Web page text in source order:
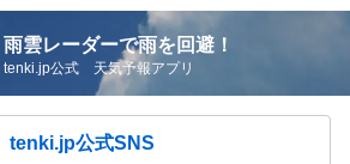
雨雲レーダーで雨を回避！
tenki.jp公式 天気予報アプリ
tenki.jp公式SNS